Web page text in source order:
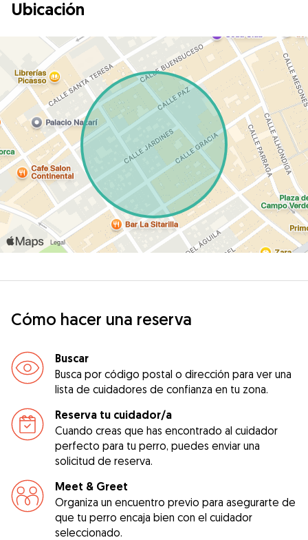
Ubicación
Cómo hacer una reserva
Buscar
Busca por código postal o dirección para ver una
lista de cuidadores de confianza en tu zona.
Reserva tu cuidador/a
Cuando creas que has encontrado al cuidador
perfecto para tu perro, puedes enviar una
solicitud de reserva.
Meet & Greet
Organiza un encuentro previo para asegurarte de
que tu perro encaja bien con el cuidador
seleccionado.